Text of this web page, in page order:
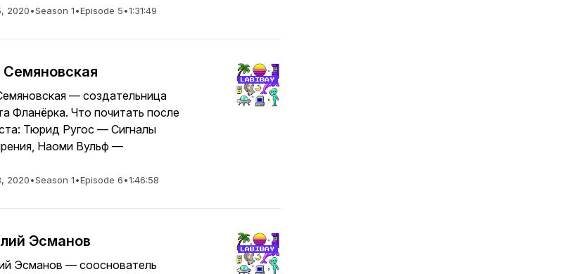
2020•Season 1•Episode 5•1:31:49
Семяновская
— создательница
Фланёрка. Что почитать после
Тюрид Ругос — Сигналы
Наоми Вульф —
2020•Season 1•Episode 6•1:46:58
Эсманов
Эсманов — сооснователь